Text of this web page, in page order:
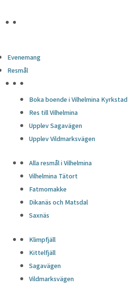
Evenemang
Resmål
Boka boende i Vilhelmina Kyrkstad
Res till Vilhelmina
Upplev Sagavägen
Upplev Vildmarksvägen
Alla resmål i Vilhelmina
Vilhelmina Tätort
Fatmomakke
Dikanäs och Matsdal
Saxnäs
Klimpfjäll
Kittelfjäll
Sagavägen
Vildmarksvägen